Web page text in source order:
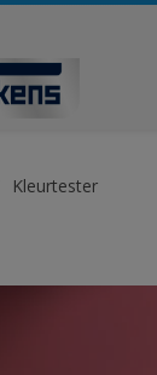
Kleurtester